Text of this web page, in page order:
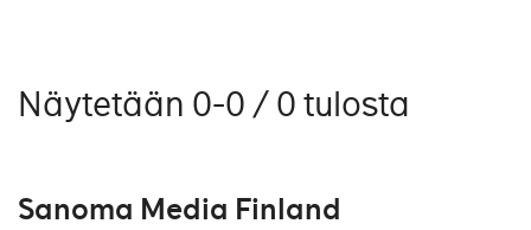
Näytetään 0-0 / 0 tulosta
Sanoma Media Finland